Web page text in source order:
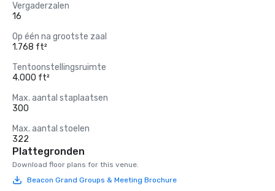
Vergaderzalen
16
Op één na grootste zaal
1.768 ft²
Tentoonstellingsruimte
4.000 ft²
Max. aantal staplaatsen
300
Max. aantal stoelen
322
Plattegronden
Download floor plans for this venue.
Beacon Grand Groups & Meeting Brochure